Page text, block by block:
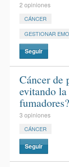
2 opiniones
CÁNCER
GESTIONAR
Seguir
Cáncer de
evitando
fumadores?
3 opiniones
CÁNCER
Seguir